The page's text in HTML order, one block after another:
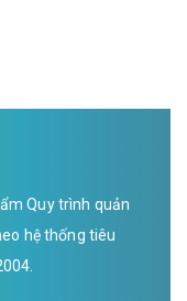
Quy trình quản
hệ thống tiêu